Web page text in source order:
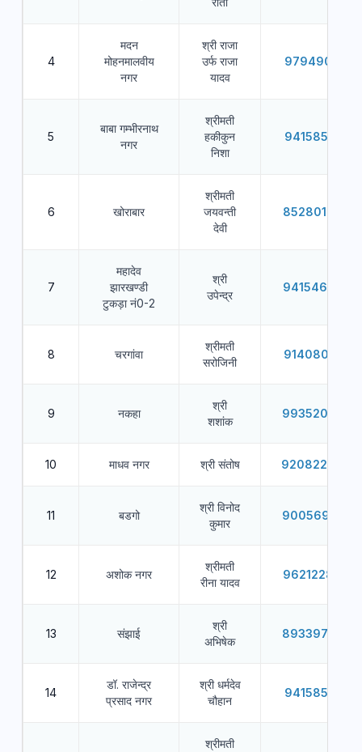
4
मदन
मोहनमालवीय
नगर
श्री राजा
उर्फ राजा
यादव
9794901145
5
बाबा गम्भीरनाथ
नगर
श्रीमती
हकीकुन
निशा
9415854912
6 खोराबार
श्रीमती
जयवन्ती
देवी
8528016660
7
महादेव
झारखण्डी
टुकड़ा नं0-2
श्री
उपेन्द्र
9415467624
8 चरगांवा
श्रीमती
सरोजिनी
9140800981
9 नकहा
श्री
शशांक
9935200500
10 माधव नगर श्री संतोष 9208228994
11 बडगो
श्री विनोद
कुमार
9005692455
12 अशोक नगर
श्रीमती
रीना यादव
9621228990
13 संझाई
श्री
अभिषेक
8933978070
14
डॉ. राजेन्द्र
प्रसाद नगर
श्री धर्मदेव
चौहान
9415852577
श्रीमती